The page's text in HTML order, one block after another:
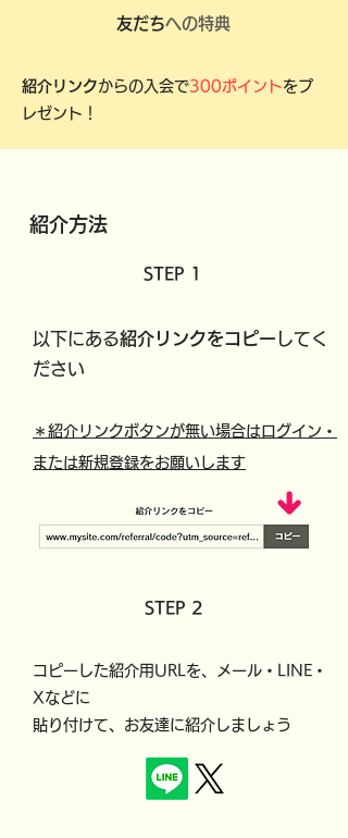
友だちへの特典
紹介リンクからの入会で300ポイントをプ
レゼント！
紹介方法
STEP 1
​以下にある紹介リンクをコピー してく
ださい
＊紹介リンクボタンが無い場合はログイン・
または新規登録をお願いします
STEP 2
コピーした紹介用URLを、メール・LINE・
Xなどに
貼り付けて、お友達に紹介しましょう